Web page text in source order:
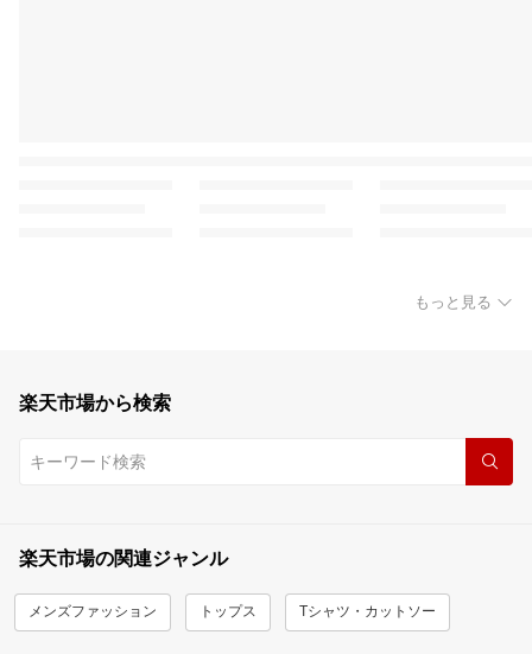
もっと見る
楽天市場から検索
楽天市場の関連ジャンル
メンズファッション トップス Tシャツ・カットソー